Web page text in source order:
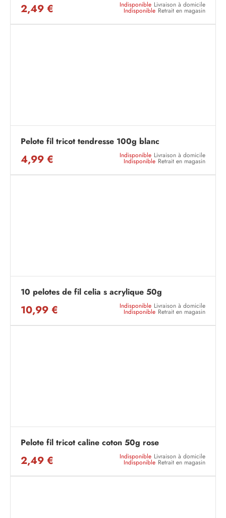
2,49 € Indisponible Livraison à domicile
Indisponible Retrait en magasin
Pelote fil tricot tendresse 100g blanc
4,99 € Indisponible Livraison à domicile
Indisponible Retrait en magasin
10 pelotes de fil celia s acrylique 50g
10,99 € Indisponible Livraison à domicile
Indisponible Retrait en magasin
Pelote fil tricot caline coton 50g rose
2,49 € Indisponible Livraison à domicile
Indisponible Retrait en magasin